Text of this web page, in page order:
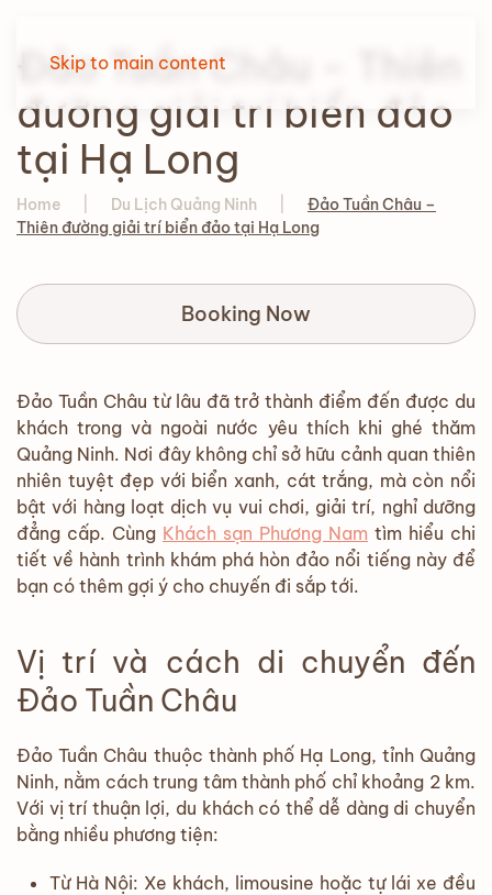
Skip to main content
Đảo Tuần Châu – Thiên
đường giải trí biển đảo
tại Hạ Long
Home Du Lịch Quảng Ninh
Đảo Tuần Châu –
Thiên đường giải trí biển đảo tại Hạ Long
Booking Now
Đảo Tuần Châu từ lâu đã trở thành điểm đến được du
khách trong và ngoài nước yêu thích khi ghé thăm
Quảng Ninh. Nơi đây không chỉ sở hữu cảnh quan thiên
nhiên tuyệt đẹp với biển xanh, cát trắng, mà còn nổi
bật với hàng loạt dịch vụ vui chơi, giải trí, nghỉ dưỡng
đẳng cấp. Cùng Khách sạn Phương Nam tìm hiểu chi
tiết về hành trình khám phá hòn đảo nổi tiếng này để
bạn có thêm gợi ý cho chuyến đi sắp tới.
Vị trí và cách di chuyển đến
Đảo Tuần Châu
Đảo Tuần Châu thuộc thành phố Hạ Long, tỉnh Quảng
Ninh, nằm cách trung tâm thành phố chỉ khoảng 2 km.
Với vị trí thuận lợi, du khách có thể dễ dàng di chuyển
bằng nhiều phương tiện:
Từ Hà Nội: Xe khách, limousine hoặc tự lái xe đều